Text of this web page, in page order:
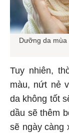
Dưỡng da mùa
Tuy nhiên,
màu, nứt nẻ
da không tốt
dầu sẽ thêm
sẽ ngày càng